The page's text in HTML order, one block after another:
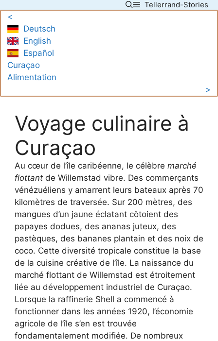
content
Tellerrand-Stories
<
Deutsch
English
Español
Curaçao
Alimentation
>
Voyage culinaire à
Curaçao
Au cœur de l’île caribéenne, le célèbre marché
flottant de Willemstad vibre. Des commerçants
vénézuéliens y amarrent leurs bateaux après 70
kilomètres de traversée. Sur 200 mètres, des
mangues d’un jaune éclatant côtoient des
papayes dodues, des ananas juteux, des
pastèques, des bananes plantain et des noix de
coco. Cette diversité tropicale constitue la base
de la cuisine créative de l’île. La naissance du
marché flottant de Willemstad est étroitement
liée au développement industriel de Curaçao.
Lorsque la raffinerie Shell a commencé à
fonctionner dans les années 1920, l’économie
agricole de l’île s’en est trouvée
fondamentalement modifiée. De nombreux